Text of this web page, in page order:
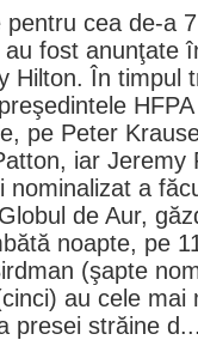
pentru cea de-a
au fost anunţate
Hilton. În timpul
pe Peter
iar
nominalizat a
de Aur,
noapte, pe
(şapte
au cele mai
presei străine